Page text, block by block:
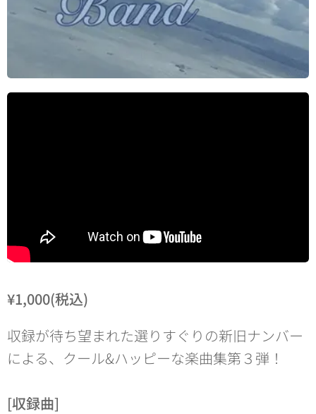
¥1,000(税込)
収録が待ち望まれた選りすぐりの新旧ナンバー
による、クール&ハッピーな楽曲集第３弾！
[収録曲]